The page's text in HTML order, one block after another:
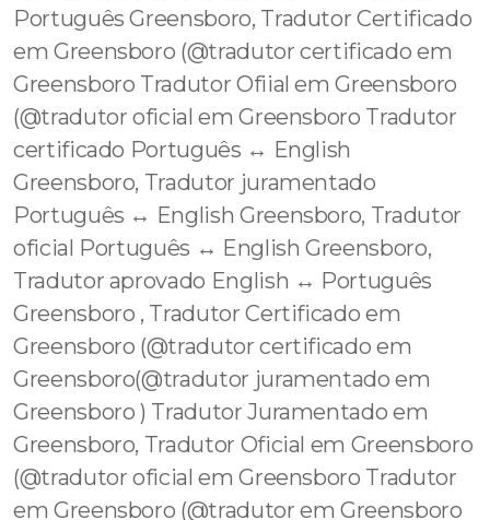
Português Greensboro, Tradutor Certificado
em Greensboro (@tradutor certificado em
Greensboro Tradutor Ofiial em Greensboro
(@tradutor oficial em Greensboro Tradutor
certificado Português ↔️ English
Greensboro, Tradutor juramentado
Português ↔️ English Greensboro, Tradutor
oficial Português ↔️ English Greensboro,
Tradutor aprovado English ↔️ Português
Greensboro , Tradutor Certificado em
Greensboro (@tradutor certificado em
Greensboro(@tradutor juramentado em
Greensboro ) Tradutor Juramentado em
Greensboro, Tradutor Oficial em Greensboro
(@tradutor oficial em Greensboro Tradutor
em Greensboro (@tradutor em Greensboro